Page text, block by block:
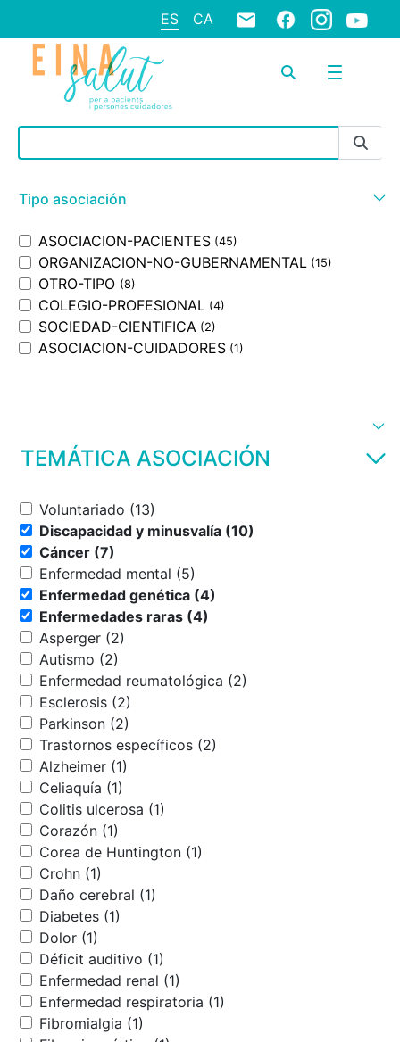
ES CA
Barra de búsqueda
Tipo asociación
ASOCIACION-PACIENTES (45)
ORGANIZACION-NO-GUBERNAMENTAL (15)
OTRO-TIPO (8)
COLEGIO-PROFESIONAL (4)
SOCIEDAD-CIENTIFICA (2)
ASOCIACION-CUIDADORES (1)
TEMÁTICA ASOCIACIÓN
Voluntariado (13)
Discapacidad y minusvalía (10)
Cáncer (7)
Enfermedad mental (5)
Enfermedad genética (4)
Enfermedades raras (4)
Asperger (2)
Autismo (2)
Enfermedad reumatológica (2)
Esclerosis (2)
Parkinson (2)
Trastornos específicos (2)
Alzheimer (1)
Celiaquía (1)
Colitis ulcerosa (1)
Corazón (1)
Corea de Huntington (1)
Crohn (1)
Daño cerebral (1)
Diabetes (1)
Dolor (1)
Déficit auditivo (1)
Enfermedad renal (1)
Enfermedad respiratoria (1)
Fibromialgia (1)